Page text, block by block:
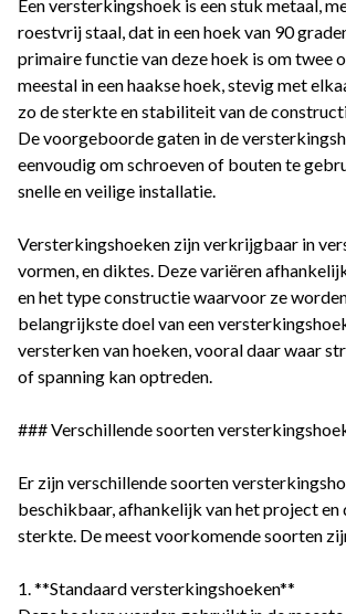
Een versterkingshoek is een stuk metaal,
roestvrij staal, dat in een hoek van 90
primaire functie van deze hoek is om twee
meestal in een haakse hoek, stevig met
zo de sterkte en stabiliteit van de
De voorgeboorde gaten in de
eenvoudig om schroeven of bouten te
snelle en veilige installatie.
Versterkingshoeken zijn verkrijgbaar in
vormen, en diktes. Deze variëren
en het type constructie waarvoor ze
belangrijkste doel van een
versterken van hoeken, vooral daar waar
of spanning kan optreden.
### Verschillende soorten
Er zijn verschillende soorten
beschikbaar, afhankelijk van het project en
sterkte. De meest voorkomende soorten
1. **Standaard versterkingshoeken**